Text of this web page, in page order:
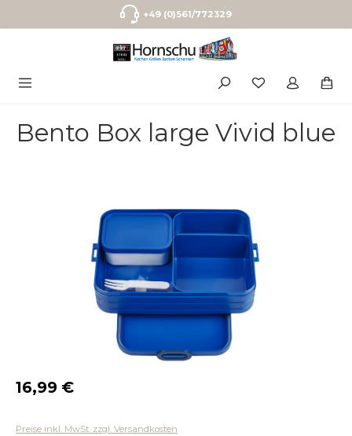
Zum Hauptinhalt springen+49 (0)561/772329
Bento Box large Vivid blue
Regulärer Preis:
16,99 €
Preise inkl. MwSt. zzgl. Versandkosten